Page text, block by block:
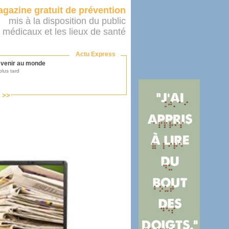
gratuit de prévention
mis à la disposition du public
et les lieux de santé
Actu Express
>>
au monde
tard
par le ministère...
2016